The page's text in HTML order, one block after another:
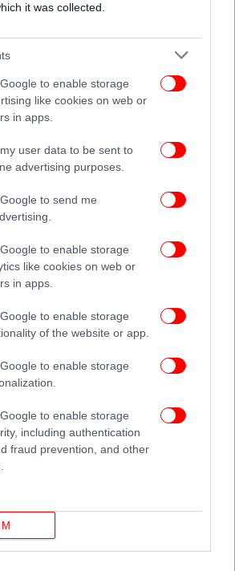
it was collected.
to enable storage
like cookies on web or
in apps.
user data to be sent to
advertising purposes.
to send me
to enable storage
like cookies on web or
in apps.
to enable storage
of the website or app.
to enable storage
to enable storage
including authentication
fraud prevention, and other
από την Ελλάδα και τον Κόσμο,